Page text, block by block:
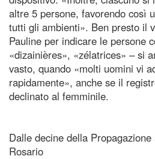
altre 5 persone, favorendo così
tutti gli ambienti». Ben presto il
Pauline per indicare le persone
«dizainières», «zélatrices» – si
vasto, quando «molti uomini vi
rapidamente», anche se il
declinato al femminile.
Dalle decine della
Rosario